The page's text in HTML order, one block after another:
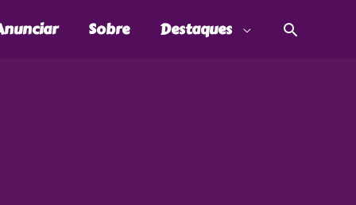
Sobre Destaques